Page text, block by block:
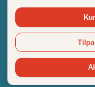
Norsk
Copyright ©
Ansvarlig
Utgiver: IFI -